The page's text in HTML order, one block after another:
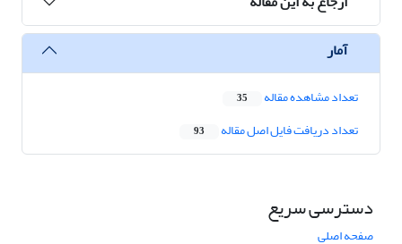
آمار
تعداد مشاهده مقاله 35
تعداد دریافت فایل اصل مقاله 93
دسترسی سریع
صفحه اصلی